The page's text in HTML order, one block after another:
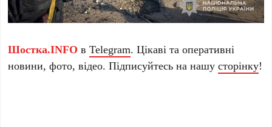
Шостка.INFO вTelegram. Цікаві та оперативні
новини, фото, відео. Підписуйтесь на нашусторінку!